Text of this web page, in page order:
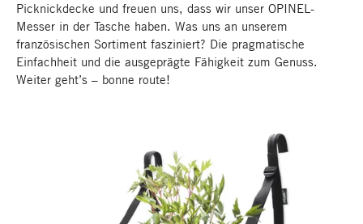
Picknickdecke und freuen uns, dass wir unser OPINEL-
Messer in der Tasche haben. Was uns an unserem
französischen Sortiment fasziniert? Die pragmatische
Einfachheit und die ausgeprägte Fähigkeit zum Genuss.
Weiter geht’s – bonne route!